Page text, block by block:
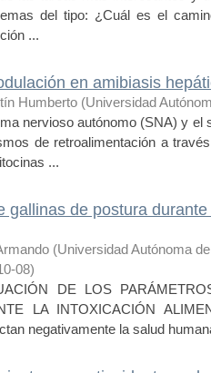
del tipo: ¿Cuál es el
...
en amibiasis
Humberto (Universidad
nervioso autónomo (SNA) y el
de retroalimentación a
...
gallinas de postura
(Universidad Autónoma
08)
DE LOS
LA INTOXICACIÓN
negativamente la salud